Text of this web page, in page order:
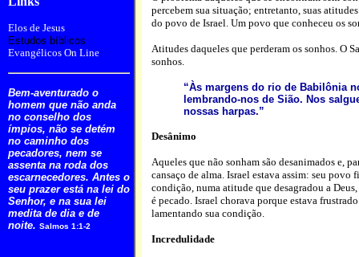
Elos de Jesus
Estudos bíblicos
Evangélicos On Line
Bem-aventurado o
homem que não anda
no conselho dos
ímpios, não se detém
no caminho dos
pecadores, nem se
assenta na roda dos
escarnecedores. Antes o
seu prazer está na lei do
Senhor, e na sua lei
medita de dia e de
noite. Salmos 1:1-2
percebem sua situação; entretanto, suas
do povo de Israel. Um povo que conheceu os
Atitudes daqueles que perderam os sonhos. O
sonhos.
“Às margens do rio de Babilônia
lembrando-nos de Sião. Nos
nossas harpas.”
Desânimo
Aqueles que não sonham são desanimados e,
cansaço de alma. Israel estava assim: seu povo
condição, numa atitude que desagradou a
é pecado. Israel chorava porque estava
lamentando sua condição.
Incredulidade